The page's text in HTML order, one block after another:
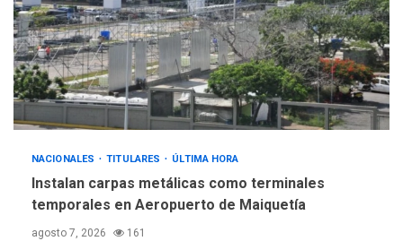
INTERNACIONALES ÚLTIMA HORA
Hiroshima 81 años de la
debacle atómica. Japón
debate principios no
nucleares
NACIONALES TITULARES ÚLTIMA HORA
Instalan carpas metálicas como terminales
temporales en Aeropuerto de Maiquetía
agosto 7, 2026 161